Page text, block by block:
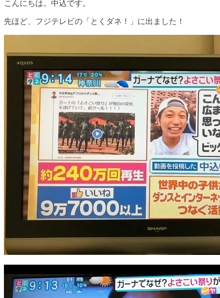
こんにちは。中込です。
先ほど、フジテレビの「とくダネ！」に出ました！